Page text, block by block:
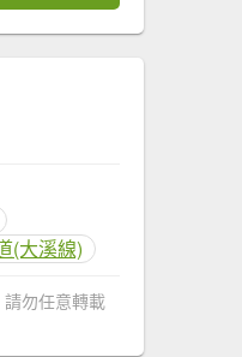
(大溪線)
勿任意轉載